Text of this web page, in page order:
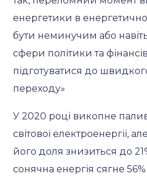
енергетики в
бути неминучим або
сфери політики та
підготуватися до
переходу»
У 2020 році викопне
світової електроенергії,
його доля знизиться до
сонячна енергія сягне